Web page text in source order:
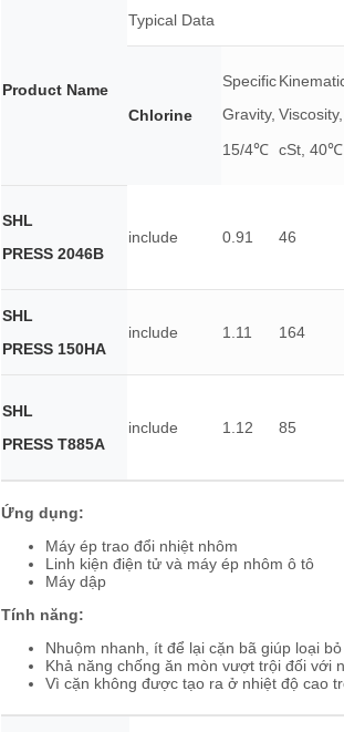
Product Name
Typical Data
Chlorine
Specific
Gravity,
15/4℃
Viscosity,
cSt, 40℃
SHL
PRESS 2046B
include 0.91 46
SHL
PRESS 150HA
include 1.11 164
SHL
PRESS T885A
include 1.12 85
Ứng dụng:
Máy ép trao đổi nhiệt nhôm
Linh kiện điện tử và máy ép nhôm ô tô
Máy dập
Tính năng:
Nhuộm nhanh, ít để lại cặn bã giúp loại
Khả năng chống ăn mòn vượt trội đối với
Vì cặn không được tạo ra ở nhiệt độ cao